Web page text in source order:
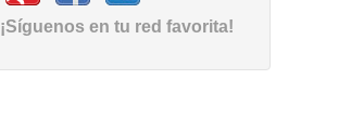
¡Síguenos en tu red favorita!